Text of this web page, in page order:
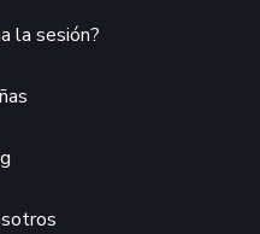
la sesión?